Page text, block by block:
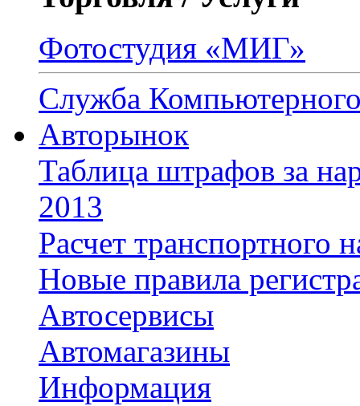
Фотостудия «МИГ»
Служба
Авторынок
Таблица штрафов за
2013
Расчет транспортного
Новые правила
Автосервисы
Автомагазины
Информация